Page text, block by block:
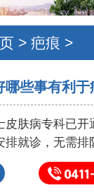
> 疤痕 >
哪些事有利于
皮肤病专科已开
就诊，无需排